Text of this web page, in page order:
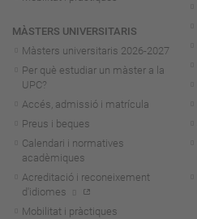
MÀSTERS UNIVERSITARIS
Màsters universitaris 2026-2027
Per què estudiar un màster a la
UPC?
Accés, admissió i matrícula
Preus i beques
Calendari i normatives
acadèmiques
Acreditació i reconeixement
d'idiomes
Mobilitat i pràctiques